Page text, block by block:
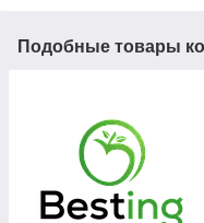
Подобные товары